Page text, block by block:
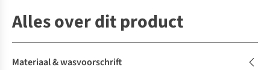
Alles over dit product
Materiaal & wasvoorschrift